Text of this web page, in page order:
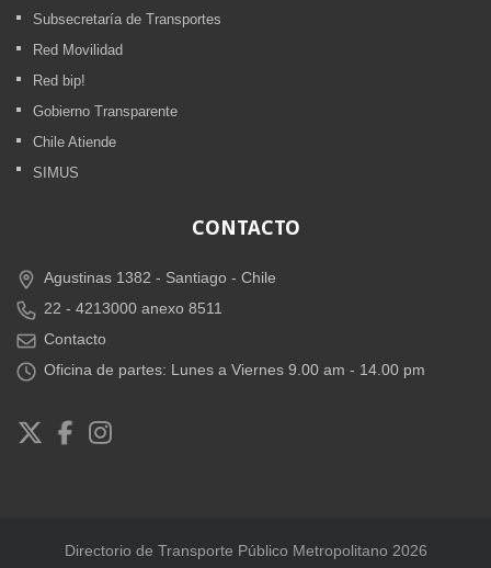
Subsecretaría de Transportes
Red Movilidad
Red bip!
Gobierno Transparente
Chile Atiende
SIMUS
CONTACTO
Agustinas 1382 - Santiago - Chile
22 - 4213000 anexo 8511
Contacto
Oficina de partes: Lunes a Viernes 9.00 am - 14.00 pm
Directorio de Transporte Público Metropolitano 2026